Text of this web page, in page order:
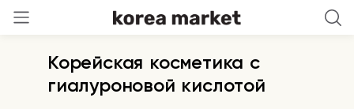
Корейская косметика с
гиалуроновой кислотой